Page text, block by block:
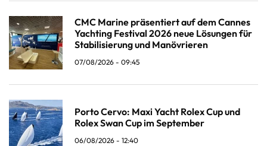
CMC Marine präsentiert auf dem Cannes
Yachting Festival 2026 neue Lösungen für
Stabilisierung und Manövrieren
07/08/2026 - 09:45
Porto Cervo: Maxi Yacht Rolex Cup und
Rolex Swan Cup im September
06/08/2026 - 12:40